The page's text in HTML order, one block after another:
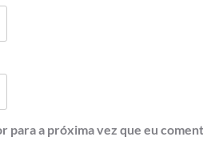
para a próxima vez que eu